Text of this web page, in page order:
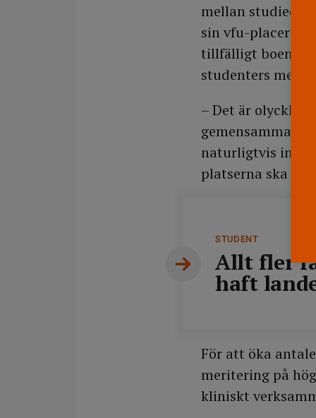
mellan
sin vfu-placering
tillfälligt boende.
studenters
– Det är olyckligt
gemensamma
naturligtvis inte
platserna ska
STUDENT
Allt fler
haft
För att öka
meritering på
kliniskt